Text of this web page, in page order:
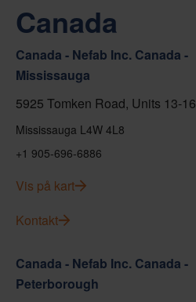
Canada
Canada - Nefab Inc. Canada -
Mississauga
5925 Tomken Road, Units 13-16
Mississauga L4W 4L8
+1 905-696-6886
Vis på kart
Kontakt
Canada - Nefab Inc. Canada -
Peterborough